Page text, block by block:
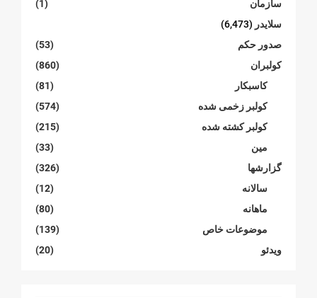
سازمان
(1)
سلایدر (6,473)
صدور حکم
(53)
کولبران
(860)
کاسبکار
(81)
کولبر زخمی شدە
(574)
کولبر کشتە شدە
(215)
مین
(33)
گزارشها
(326)
سالانە
(12)
ماهانە
(80)
موضوعات خاص
(139)
ویدئو
(20)